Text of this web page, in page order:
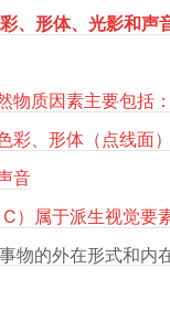
、形体、光影和声
物质因素主要包括：
彩、形体（点线面
音
）属于派生视觉要
物的外在形式和内